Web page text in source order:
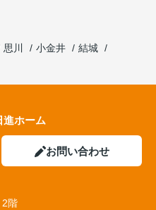
思川 小金井
結城
進ホーム
お問い合わせ
2階